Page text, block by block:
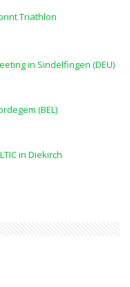
Triathlon
in Sindelfingen (DEU)
(BEL)
in Diekirch